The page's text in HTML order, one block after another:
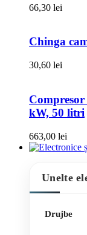
66,30 lei
Chinga
30,60 lei
kW, 50 litri
663,00 lei
Unelte
Drujbe